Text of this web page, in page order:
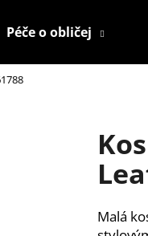
Péče o obličej
Malá